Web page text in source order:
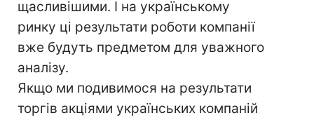
щасливішими. І на українському
ринку ці результати роботи компанії
вже будуть предметом для уважного
аналізу.
Якщо ми подивимося на результати
торгів акціями українських компаній